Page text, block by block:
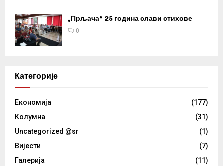
„Прљача“ 25 година слави стихове
0
Категорије
Eкономија
(177)
Kолумнa
(31)
Uncategorized @sr
(1)
Вијести
(7)
Галерија
(11)